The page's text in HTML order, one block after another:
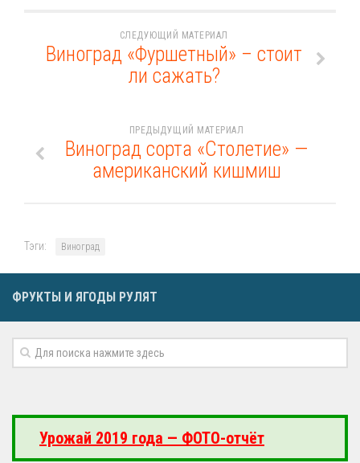
СЛЕДУЮЩИЙ МАТЕРИАЛ
Виноград «Фуршетный» – стоит
ли сажать?
ПРЕДЫДУЩИЙ МАТЕРИАЛ
Виноград сорта «Столетие» —
американский кишмиш
Тэги: Виноград
ФРУКТЫ И ЯГОДЫ РУЛЯТ
Урожай 2019 года — ФОТО-отчёт